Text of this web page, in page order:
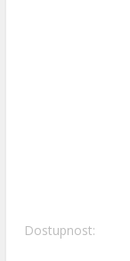
Dostupnost: